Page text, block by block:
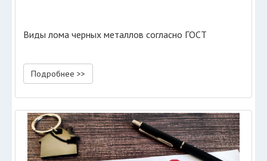
Виды лома черных металлов согласно ГОСТ
Подробнее >>